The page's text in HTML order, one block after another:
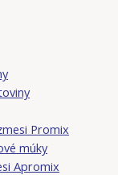
Promix
múky
Apromix